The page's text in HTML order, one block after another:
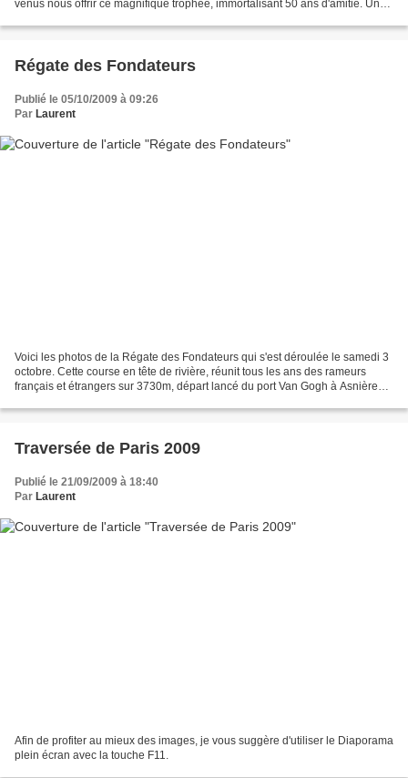
venus nous offrir ce magnifique trophée, immortalisant 50 ans d'amitié. Un
Régate des Fondateurs
Publié le 05/10/2009 à 09:26
Par Laurent
Voici les photos de la Régate des Fondateurs qui s'est déroulée le samedi 3
octobre. Cette course en tête de rivière, réunit tous les ans des rameurs
français et étrangers sur 3730m, départ lancé du port Van Gogh à Asnières
Traversée de Paris 2009
Publié le 21/09/2009 à 18:40
Par Laurent
Afin de profiter au mieux des images, je vous suggère d'utiliser le Diaporama
plein écran avec la touche F11.